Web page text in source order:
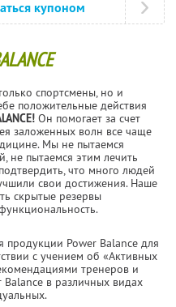
купоном
спортсмены, но и
положительные действия
Он помогает за счет
заложенных волн все чаще
Мы не пытаемся
не пытаемся этим лечить
что много людей
свои достижения. Наше
скрытые резервы
Power Balance для
с учением об «Активных
тренеров и
в различных видах